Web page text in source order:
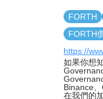
FORTH
FORTH
https://
如果你想
Binance
在我們的